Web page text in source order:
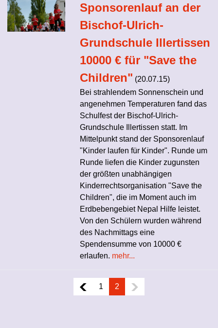
Sponsorenlauf an der
Bischof-Ulrich-
Grundschule Illertissen
10000 € für "Save the
Children" (20.07.15)
Bei strahlendem Sonnenschein und
angenehmen Temperaturen fand das
Schulfest der Bischof-Ulrich-
Grundschule Illertissen statt. Im
Mittelpunkt stand der Sponsorenlauf
"Kinder laufen für Kinder". Runde um
Runde liefen die Kinder zugunsten
der größten unabhängigen
Kinderrechtsorganisation "Save the
Children", die im Moment auch im
Erdbebengebiet Nepal Hilfe leistet.
Von den Schülern wurden während
des Nachmittags eine
Spendensumme von 10000 €
erlaufen. mehr...
1 2